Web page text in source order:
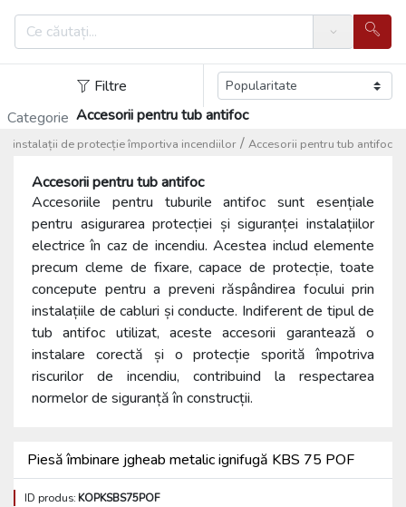
Search
Filtre
Categorie Accesorii pentru tub antifoc
Accesorii pentru tub antifoc
/
instalații de protecție împortiva incendiilor
Accesorii pentru tub antifoc
Accesoriile pentru tuburile antifoc sunt esențiale
pentru asigurarea protecției și siguranței instalațiilor
electrice în caz de incendiu. Acestea includ elemente
precum cleme de fixare, capace de protecție, toate
concepute pentru a preveni răspândirea focului prin
instalațiile de cabluri și conducte. Indiferent de tipul de
tub antifoc utilizat, aceste accesorii garantează o
instalare corectă și o protecție sporită împotriva
riscurilor de incendiu, contribuind la respectarea
normelor de siguranță în construcții.
Piesă îmbinare jgheab metalic ignifugă KBS 75 POF
ID produs:KOPKSBS75POF